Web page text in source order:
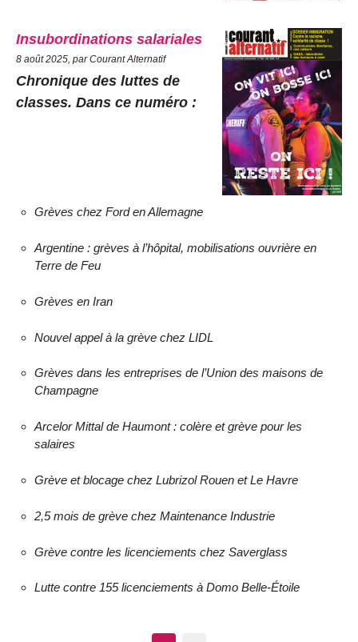
Insubordinations salariales
8 août 2025, par Courant Alternatif
Chronique des luttes de
classes. Dans ce numéro :
Grèves chez Ford en Allemagne
Argentine : grèves à l’hôpital, mobilisations ouvrière en
Terre de Feu
Grèves en Iran
Nouvel appel à la grève chez LIDL
Grèves dans les entreprises de l’Union des maisons de
Champagne
Arcelor Mittal de Haumont : colère et grève pour les
salaires
Grève et blocage chez Lubrizol Rouen et Le Havre
2,5 mois de grève chez Maintenance Industrie
Grève contre les licenciements chez Saverglass
Lutte contre 155 licenciements à Domo Belle-Étoile